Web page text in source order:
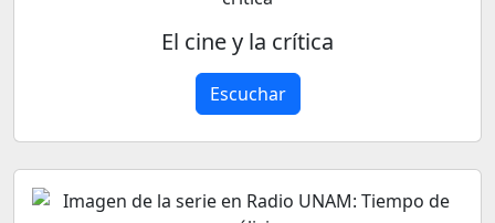
El cine y la crítica
Escuchar